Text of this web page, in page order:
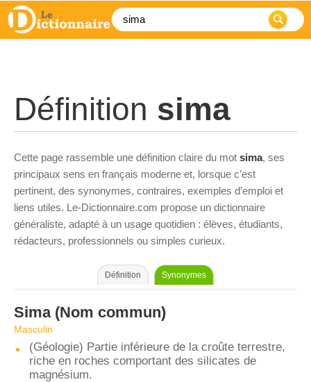
Définition sima
Cette page rassemble une définition claire du mot sima, ses
principaux sens en français moderne et, lorsque c’est
pertinent, des synonymes, contraires, exemples d’emploi et
liens utiles. Le-Dictionnaire.com propose un dictionnaire
généraliste, adapté à un usage quotidien : élèves, étudiants,
rédacteurs, professionnels ou simples curieux.
Définition Synonymes
Sima(Nom commun)
Masculin
(Géologie) Partie inférieure de la croûte terrestre,
riche en roches comportant des silicates de
magnésium.